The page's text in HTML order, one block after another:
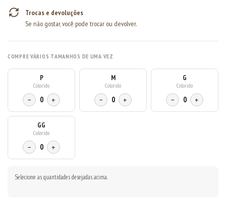
Trocas e devoluções
Se não gostar, você pode trocar ou devolver.
COMPRE VÁRIOS TAMANHOS DE UMA VEZ
P
Colorido
− 0 +
M
Colorido
− 0 +
G
Colorido
− 0 +
GG
Colorido
− 0 +
Selecione as quantidades desejadas acima.